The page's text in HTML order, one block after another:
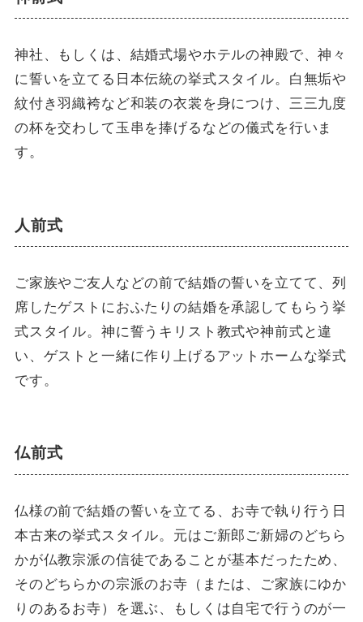
神社、もしくは、結婚式場やホテルの神殿で、神々
に誓いを立てる日本伝統の挙式スタイル。白無垢や
紋付き羽織袴など和装の衣裳を身につけ、三三九度
の杯を交わして玉串を捧げるなどの儀式を行いま
す。
人前式
ご家族やご友人などの前で結婚の誓いを立てて、列
席したゲストにおふたりの結婚を承認してもらう挙
式スタイル。神に誓うキリスト教式や神前式と違
い、ゲストと一緒に作り上げるアットホームな挙式
です。
仏前式
仏様の前で結婚の誓いを立てる、お寺で執り行う日
本古来の挙式スタイル。元はご新郎ご新婦のどちら
かが仏教宗派の信徒であることが基本だったため、
そのどちらかの宗派のお寺（または、ご家族にゆか
りのあるお寺）を選ぶ、もしくは自宅で行うのが一